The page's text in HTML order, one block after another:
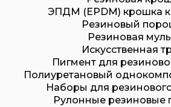
ЭПДМ (EPDM) крошка
Резиновый
Резиновая
Искусственная
Пигмент для
Полиуретановый
Наборы для
Рулонные резиновые